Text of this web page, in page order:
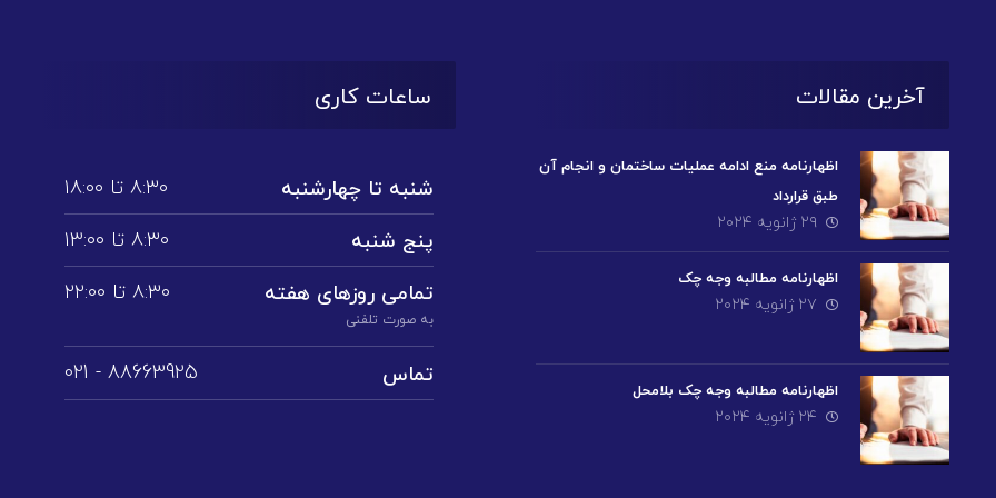
آخرین مقالات
اظهارنامه منع ادامه عملیات ساختمان و انجام آن
طبق قرارداد
۲۹ ژانویه ۲۰۲۴
اظهارنامه مطالبه وجه چک
۲۷ ژانویه ۲۰۲۴
اظهارنامه مطالبه وجه چک بلامحل
۲۴ ژانویه ۲۰۲۴
ساعات کاری
شنبه تا چهارشنبه
۸:۳۰ تا ۱۸:۰۰
پنج شنبه
۸:۳۰ تا ۱3:۰۰
تمامی روز‌های هفته
به صورت تلفنی
۸:۳۰ تا ۲۲:۰۰
تماس 88663925 - 021